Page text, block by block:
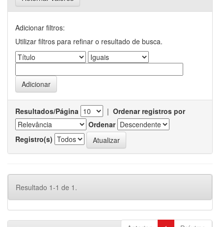
Adicionar filtros:
Utilizar filtros para refinar o resultado de busca.
Resultados/Página | Ordenar registros por
Ordenar
Registro(s)
Resultado 1-1 de 1.